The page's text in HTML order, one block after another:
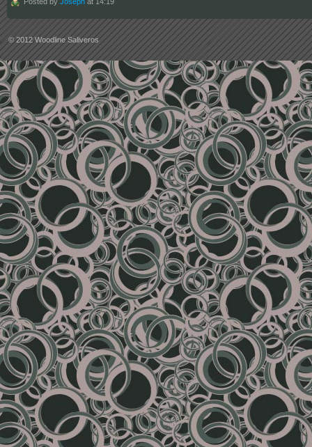
© 2012Woodline Saliveros